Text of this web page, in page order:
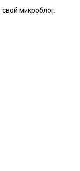
микроблог.